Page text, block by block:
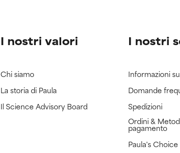
I nostri valori
Chi siamo
La storia di Paula
Il Science Advisory Board
I nostri
Informazioni
Domande
Spedizioni
Ordini &
pagamento
Paula's